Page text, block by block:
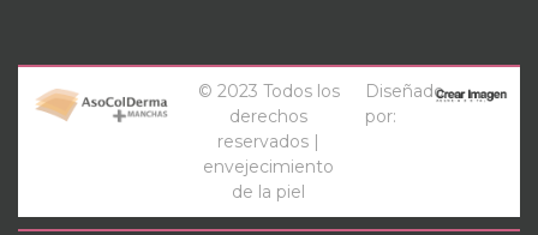
© 2023 Todos los
derechos
reservados |
envejecimiento
de la piel
Diseñado
por: